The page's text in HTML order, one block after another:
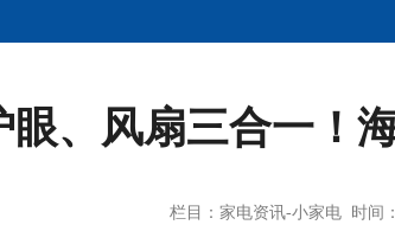
眼、风扇三合一！
栏目：家电资讯-小家电 时间